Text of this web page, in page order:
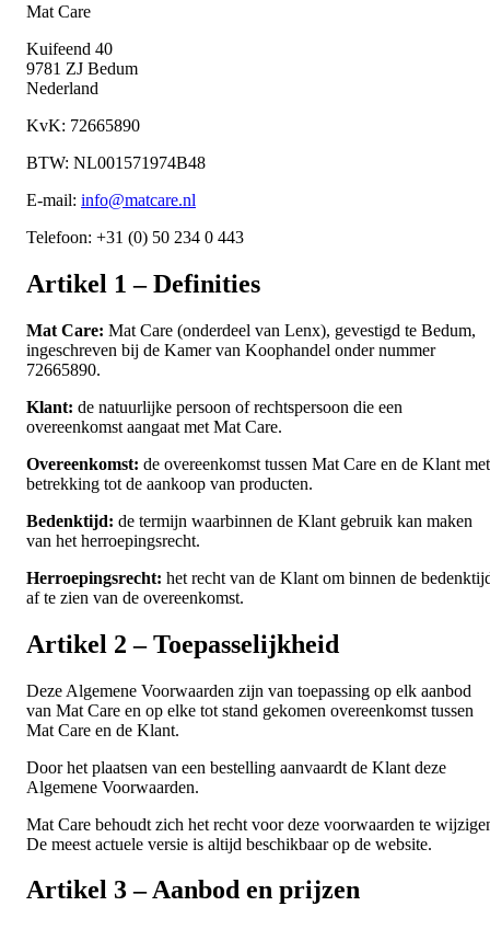
Mat Care
Kuifeend 40
9781 ZJ Bedum
Nederland
KvK: 72665890
BTW: NL001571974B48
E-mail: info@matcare.nl
Telefoon: +31 (0) 50 234 0 443
Artikel 1 – Definities
Mat Care: Mat Care (onderdeel van Lenx), gevestigd te Bedum,
ingeschreven bij de Kamer van Koophandel onder nummer
72665890.
Klant: de natuurlijke persoon of rechtspersoon die een
overeenkomst aangaat met Mat Care.
Overeenkomst: de overeenkomst tussen Mat Care en de Klant met
betrekking tot de aankoop van producten.
Bedenktijd: de termijn waarbinnen de Klant gebruik kan maken
van het herroepingsrecht.
Herroepingsrecht: het recht van de Klant om binnen de
af te zien van de overeenkomst.
Artikel 2 – Toepasselijkheid
Deze Algemene Voorwaarden zijn van toepassing op elk aanbod
van Mat Care en op elke tot stand gekomen overeenkomst tussen
Mat Care en de Klant.
Door het plaatsen van een bestelling aanvaardt de Klant deze
Algemene Voorwaarden.
Mat Care behoudt zich het recht voor deze voorwaarden te
De meest actuele versie is altijd beschikbaar op de website.
Artikel 3 – Aanbod en prijzen